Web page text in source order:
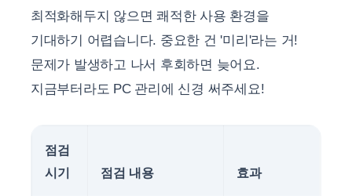
최적화해두지 않으면 쾌적한 사용 환경을
기대하기 어렵습니다. 중요한 건 '미리'라는 거!
문제가 발생하고 나서 후회하면 늦어요.
지금부터라도 PC 관리에 신경 써주세요!
점검
시기
점검 내용 효과